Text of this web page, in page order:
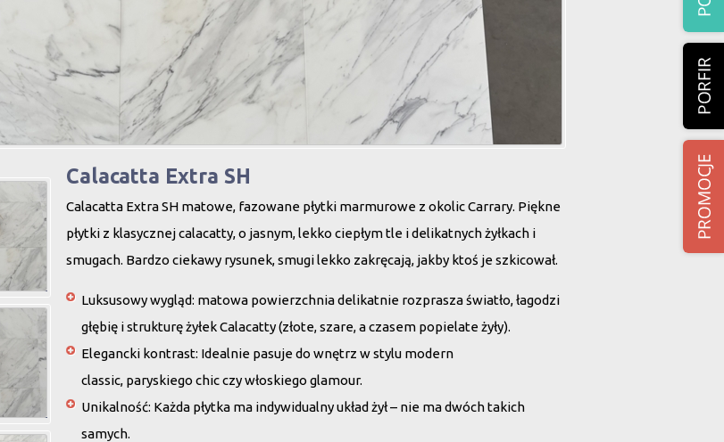
Calacatta Extra SH
Calacatta Extra SH matowe, fazowane płytki marmurowe z okolic Carrary. Piękne
płytki z klasycznej calacatty, o jasnym, lekko ciepłym tle i delikatnych żyłkach i
smugach. Bardzo ciekawy rysunek, smugi lekko zakręcają, jakby ktoś je szkicował.
Luksusowy wygląd: matowa powierzchnia delikatnie rozprasza światło, łagodzi
głębię i strukturę żyłek Calacatty (złote, szare, a czasem popielate żyły).
Elegancki kontrast: Idealnie pasuje do wnętrz w stylu modern
classic, paryskiego chicczywłoskiego glamour.
Unikalność: Każda płytka ma indywidualny układ żył – nie ma dwóch takich
samych.